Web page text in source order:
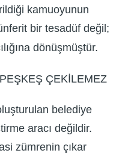
kamuoyunun
bir tesadüf değil;
dönüşmüştür.
ÇEKİLEMEZ
belediye
aracı değildir.
zümrenin çıkar